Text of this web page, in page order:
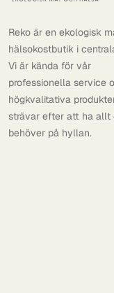
Reko är en ekologisk
hälsokostbutik i
Vi är kända för vår
professionella service
högkvalitativa
strävar efter att ha allt
behöver på hyllan.